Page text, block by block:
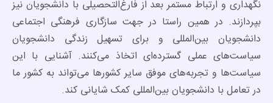
نگهداری و ارتباط مستمر بعد از فارغ‌التحصیلی با دانشجویان نیز
بپردازند. در همین راستا در جهت سازگاری فرهنگی اجتماعی
دانشجویان بین‌المللی و برای تسهیل زندگی دانشجویان
سیاست‌های عملی گسترده‌ای اتخاذ می‌کنند. آشنایی با این
سیاست‌ها و تجربه‌های موفق سایر کشورها می‌تواند به کشور ما
در تعامل با دانشجویان بین‌المللی کمک شایانی کند.